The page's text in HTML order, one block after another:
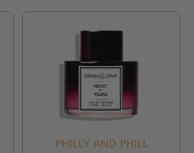
PHILLY AND PHILL